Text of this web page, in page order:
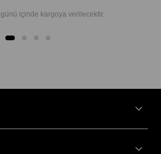
içinde kargoya verilecektir.